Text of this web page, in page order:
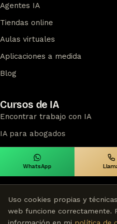
Agentes IA
Tiendas online
Aulas virtuales
Aplicaciones a medida
Blog
Cursos de IA
Encontrar trabajo con IA
IA para abogados
Ver todos los cursos
WhatsApp
Uso cookies propias y
web funcione correctamente.
información en mi política de